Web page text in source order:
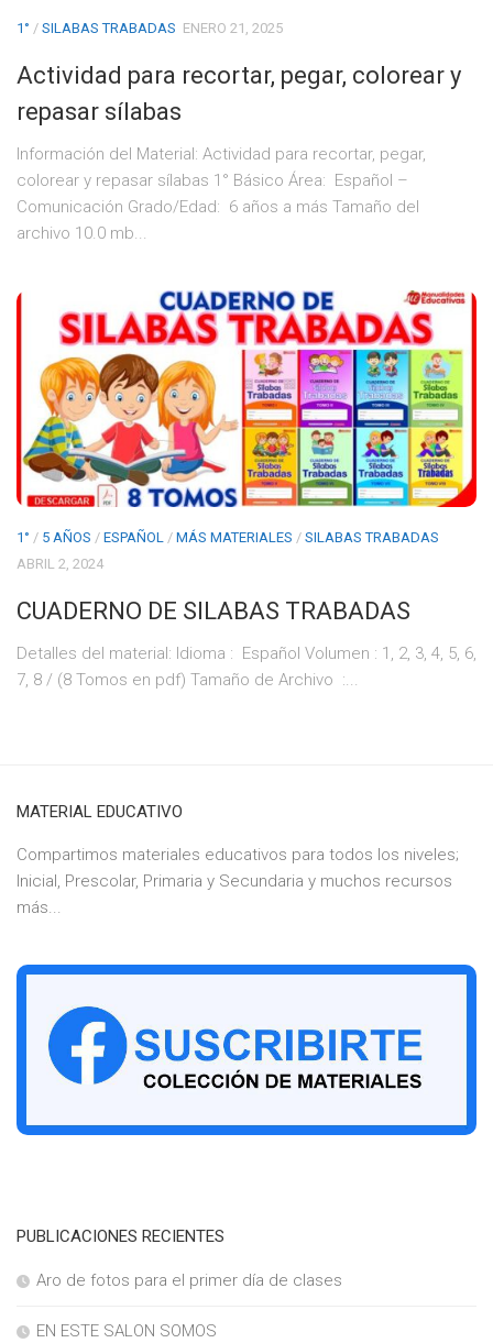
1° / SILABAS TRABADAS ENERO 21, 2025
Actividad para recortar, pegar, colorear y
repasar sílabas
Información del Material: Actividad para recortar, pegar,
colorear y repasar sílabas 1° Básico Área: Español –
Comunicación Grado/Edad: 6 años a más Tamaño del
archivo 10.0 mb...
1° / 5 AÑOS / ESPAÑOL / MÁS MATERIALES / SILABAS TRABADAS
ABRIL 2, 2024
CUADERNO DE SILABAS TRABADAS
Detalles del material: Idioma ‏: ‎ Español Volumen : 1, 2, 3, 4, 5, 6,
7, 8 / (8 Tomos en pdf) Tamaño de Archivo ‏ :...
MATERIAL EDUCATIVO
Compartimos materiales educativos para todos los niveles;
Inicial, Prescolar, Primaria y Secundaria y muchos recursos
más...
PUBLICACIONES RECIENTES
Aro de fotos para el primer día de clases
EN ESTE SALON SOMOS